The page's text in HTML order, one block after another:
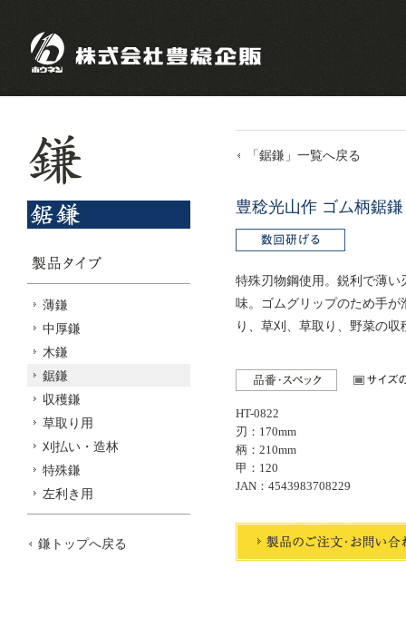
「鋸鎌」一覧へ戻る
豊稔光山作 ゴム柄鋸鎌
特殊刃物鋼使用。鋭利で薄い
味。ゴムグリップのため手が
り、草刈、草取り、野菜の収
HT-0822
刃：170mm
柄：210mm
甲：120
JAN：4543983708229
薄鎌
中厚鎌
木鎌
鋸鎌
収穫鎌
草取り用
刈払い・造林
特殊鎌
左利き用
鎌トップへ戻る